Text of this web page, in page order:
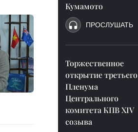
Кумамото
ПРОСЛУШАТЬ
Торжественное
открытие третьего
Пленума
Центрального
комитета КПВ XIV
созыва